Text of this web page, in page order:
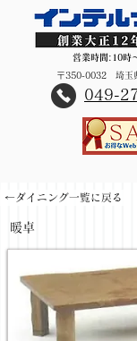
営業時間:10時
〒350-0032 埼玉
​049-
←ダイニング一覧に戻る
暖卓